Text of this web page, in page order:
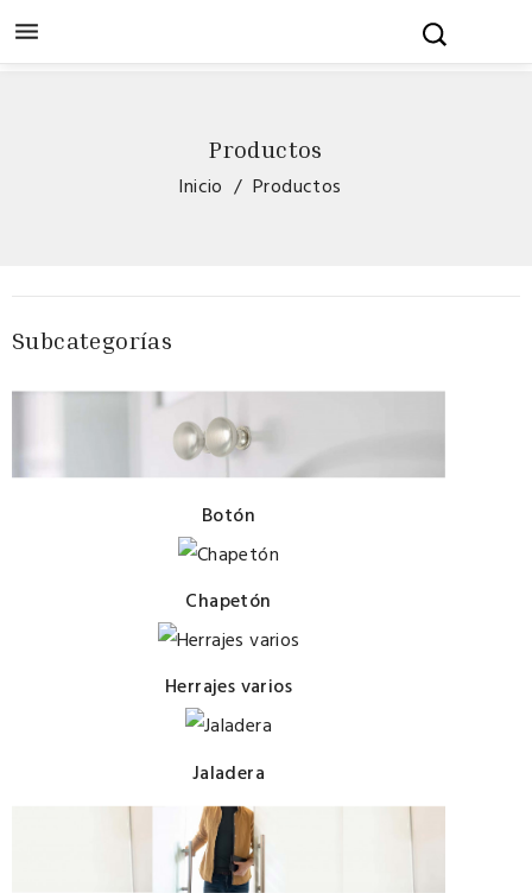

Productos
Inicio Productos
Subcategorías
Botón
Chapetón
Herrajes varios
Jaladera